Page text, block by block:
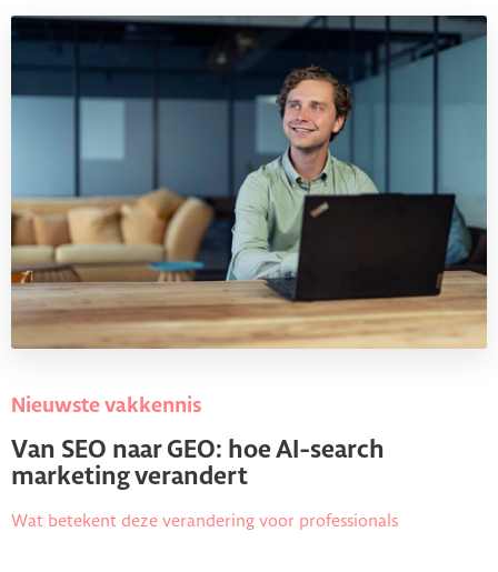
Nieuwste vakkennis
Van SEO naar GEO: hoe AI-search
marketing verandert
Wat betekent deze verandering voor professionals